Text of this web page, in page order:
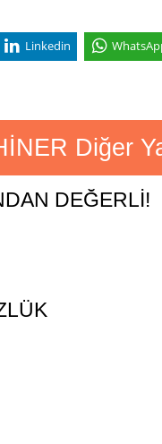
Linkedin
Diğer
DEĞERLİ!